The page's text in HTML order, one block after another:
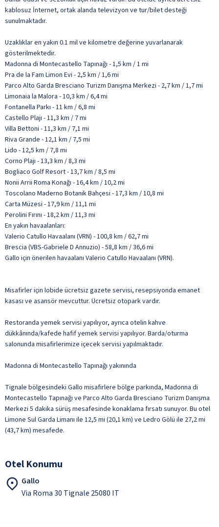
kablosuz İnternet, ortak alanda televizyon ve tur/bilet desteği
sunulmaktadır.
Uzaklıklar en yakın 0.1 mil ve kilometre değerine yuvarlanarak
gösterilmektedir.
Madonna di Montecastello Tapınağı - 1,5 km / 1 mi
Pra de la Fam Limon Evi - 2,5 km / 1,6 mi
Parco Alto Garda Bresciano Turizm Danışma Merkezi - 2,7 km / 1,7 mi
Limonaia la Malora - 10,3 km / 6,4 mi
Fontanella Parkı - 11 km / 6,8 mi
Castello Plajı - 11,3 km / 7 mi
Villa Bettoni - 11,3 km / 7,1 mi
Riva Grande - 12,1 km / 7,5 mi
Lido - 12,5 km / 7,8 mi
Corno Plajı - 13,3 km / 8,3 mi
Bogliaco Golf Resort - 13,7 km / 8,5 mi
Nonii Arrii Roma Konağı - 16,4 km / 10,2 mi
Toscolano Maderno Botanik Bahçesi - 17,3 km / 10,8 mi
Carta Müzesi - 17,9 km / 11,1 mi
Perolini Fırını - 18,2 km / 11,3 mi
En yakın havaalanları:
Valerio Catullo Havaalanı (VRN) - 100,8 km / 62,7 mi
Brescia (VBS-Gabriele D Annuzio) - 58,8 km / 36,6 mi
Gallo için önerilen havaalanı Valerio Catullo Havaalanı (VRN).
Misafirler için lobide ücretsiz gazete servisi, resepsiyonda emanet
kasası ve asansör mevcuttur. Ücretsiz otopark vardır.
Restoranda yemek servisi yapılıyor, ayrıca otelin kahve
dükkânında/kafede hafif yemek servisi yapılıyor. Barda/oturma
salonunda misafirlerimize içecek servisi yapılmaktadır.
Madonna di Montecastello Tapınağı yakınında
Tignale bölgesindeki Gallo misafirlere bölge parkında, Madonna di
Montecastello Tapınağı ve Parco Alto Garda Bresciano Turizm Danışma
Merkezi 5 dakika sürüş mesafesinde konaklama fırsatı sunuyor. Bu otel
Limone Sul Garda Limanı ile 12,5 mi (20,1 km) ve Ledro Gölü ile 27,2 mi
(43,7 km) mesafede.
Otel Konumu
Gallo
Via Roma 30 Tignale 25080 IT